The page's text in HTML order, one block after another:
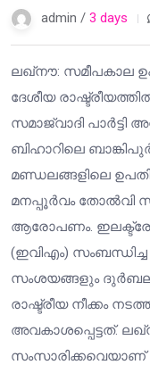
admin / 3 days
ലഖ്നൗ: സമീപകാല
ദേശീയ
സമാജ്‌വാദി
ബിഹാറിലെ
മണ്ഡലങ്ങളിലെ
മനപ്പൂർവം തോൽവി
ആരോപണം.
(ഇവിഎം)
സംശയങ്ങളും
രാഷ്ട്രീയ നീക്കം
അവകാശപ്പെട്ടത്.